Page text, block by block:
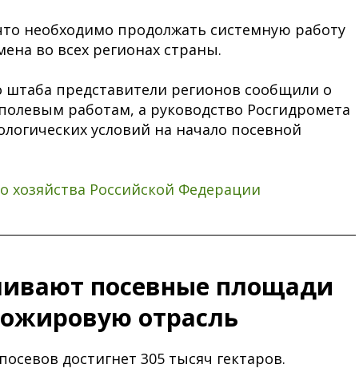
необходимо продолжать системную работу
во всех регионах страны.
штаба представители регионов сообщили о
работам, а руководство Росгидромета
условий на начало посевной
хозяйства Российской Федерации
посевные площади
отрасль
достигнет 305 тысяч гектаров.